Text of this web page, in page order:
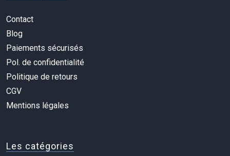
Contact
Blog
Paiements sécurisés
Pol. de confidentialité
Politique de retours
CGV
Mentions légales
Les catégories